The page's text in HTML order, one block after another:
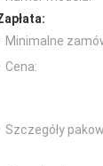
Minimalne
Cena:
Szczegóły